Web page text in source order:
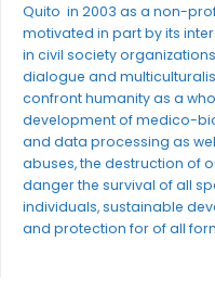
Quito in 2003 as a non-
motivated in part by its
in civil society
dialogue and
confront humanity as a
development of medico-
and data processing as
abuses, the destruction of
danger the survival of all
individuals, sustainable
and protection for of all